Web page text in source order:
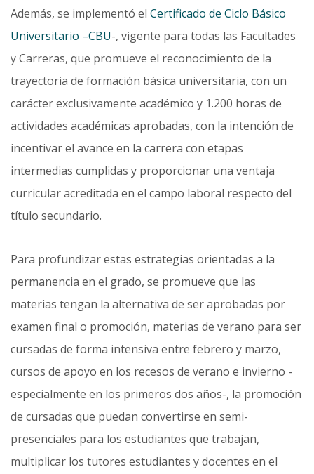
Además, se implementó el Certificado de Ciclo Básico
Universitario –CBU-, vigente para todas las Faculta­des
y Carreras, que promueve el reconocimiento de la
trayectoria de formación básica universitaria, con un
carácter exclusivamente académico y 1.200 horas de
actividades académicas aprobadas, con la intención de
incentivar el avance en la carrera con etapas
intermedias cumplidas y proporcionar una ventaja
curricular acreditada en el campo laboral respecto del
título secundario.
Para profundizar estas estrategias orientadas a la
permanencia en el grado, se promueve que las
materias tengan la alternativa de ser aprobadas por
examen final o promoción, materias de verano para ser
cursadas de forma intensiva entre febrero y marzo,
cursos de apoyo en los recesos de verano e invierno -
especialmente en los primeros dos años-, la promoción
de cursadas que puedan convertirse en semi-
presenciales para los estudiantes que trabajan,
multiplicar los tutores estudiantes y docentes en el